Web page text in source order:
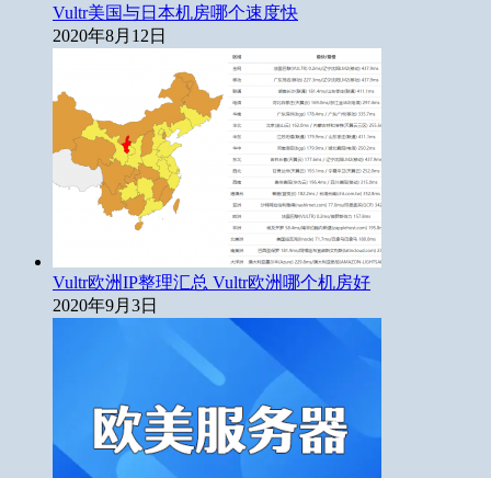
Vultr美国与日本机房哪个速度快
2020年8月12日
Vultr欧洲IP整理汇总 Vultr欧洲哪个机房好
2020年9月3日